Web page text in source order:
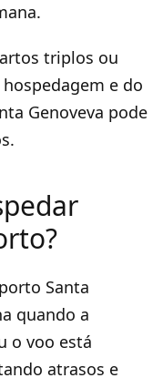
triplos ou
e do
Genoveva pode
Santa
quando a
o voo está
atrasos e